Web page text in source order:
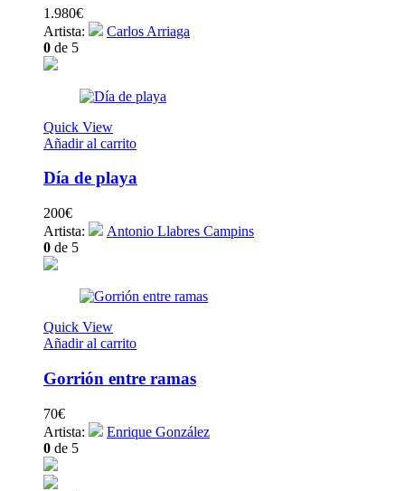
1.980€
Artista:
Carlos Arriaga
0 de 5
Quick View
Añadir al carrito
Día de playa
200€
Artista:
Antonio Llabres Campins
0 de 5
Quick View
Añadir al carrito
Gorrión entre ramas
70€
Artista:
Enrique González
0 de 5